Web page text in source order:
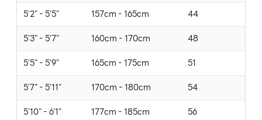
5'2" - 5'5" 157cm - 165cm
44
5'3" - 5'7"
160cm - 170cm
48
5'5" - 5'9"
165cm - 175cm
51
5'7" - 5'11"
170cm - 180cm
54
5'10" - 6'1"
177cm - 185cm
56